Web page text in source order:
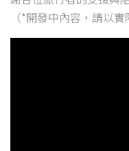
（*開發中內容，請以實